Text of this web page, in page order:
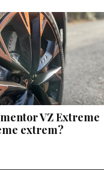
VZ Extreme
extrem?